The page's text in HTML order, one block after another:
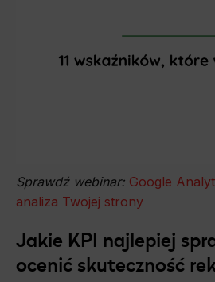
Sprawdź webinar: Google
analiza Twojej strony
Jakie KPI najlepiej
ocenić skuteczność